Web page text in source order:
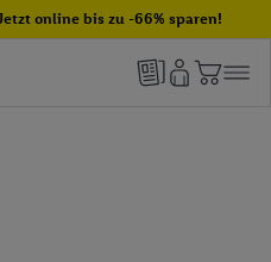
online bis zu -66% sparen!